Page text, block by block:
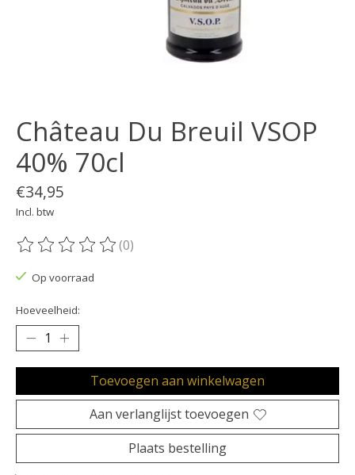
Château Du Breuil VSOP
40% 70cl
€34,95
Incl. btw
De beoordeling van dit product is
(0)
Op voorraad
Hoeveelheid:
Toevoegen aan winkelwagen
Aan verlanglijst toevoegen
Plaats bestelling